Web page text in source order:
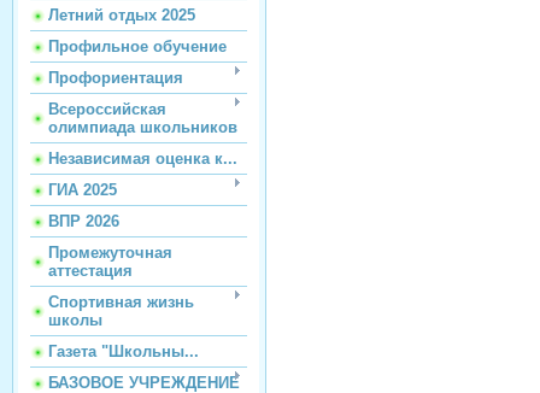
Летний отдых 2025
Профильное обучение
Профориентация
Всероссийская
олимпиада школьников
Независимая оценка к...
ГИА 2025
ВПР 2026
Промежуточная
аттестация
Спортивная жизнь
школы
Газета "Школьны...
БАЗОВОЕ УЧРЕЖДЕНИЕ